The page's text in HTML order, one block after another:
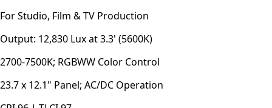
For Studio, Film & TV Production
Output: 12,830 Lux at 3.3' (5600K)
2700-7500K; RGBWW Color Control
23.7 x 12.1" Panel; AC/DC Operation